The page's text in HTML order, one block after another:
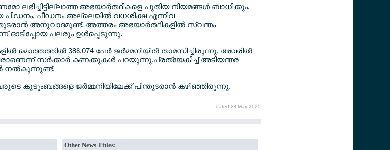
ലഭിച്ചിട്ടില്ലാത്ത അഭയാര്‍ത്ഥികളെ പുതിയ നിയമങ്ങള്‍ ബാധിക്കും,
പീഡനം, പീഡനം അല്ലെങ്കില്‍ വധശിക്ഷ എന്നിവ
തുടരാന്‍ അനുവാദമുണ്ട്. അത്തരം അഭയാര്‍ത്ഥികളില്‍ സ്വന്തം
ഓടിപ്പോയ പലരും ഉള്‍പ്പെടുന്നു.
മൊത്തത്തില്‍ 388,074 പേര്‍ ജര്‍മ്മനിയില്‍ താമസിച്ചിരുന്നു, അവരില്‍
സര്‍ക്കാര്‍ കണക്കുകള്‍ പറയുന്നു.പ്രത്യേകിച്ച് അടിയന്തര
നല്‍കുന്നുണ്ട്.
കുടുംബങ്ങളെ ജര്‍മ്മനിയിലേക്ക് പിന്തുടരാന്‍ കഴിഞ്ഞിരുന്നു.
- dated 28 May 2025
Other News Titles: